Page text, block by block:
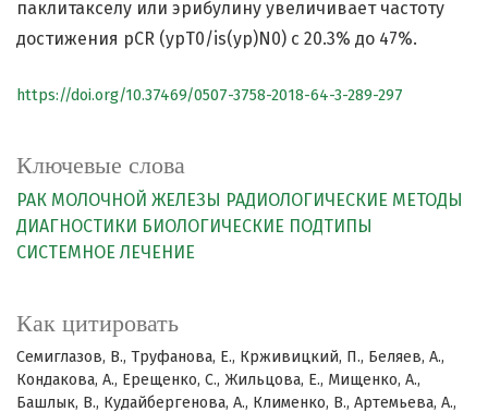
Ключевые слова
РАК МОЛОЧНОЙ ЖЕЛЕЗЫ
РАДИОЛОГИЧЕСКИЕ МЕТОДЫ
ДИАГНОСТИКИ БИОЛОГИЧЕСКИЕ ПОДТИПЫ
СИСТЕМНОЕ ЛЕЧЕНИЕ
Как цитировать
Семиглазов, В., Труфанова, Е., Крживицкий, П., Беляев, А.,
Кондакова, А., Ерещенко, С., Жильцова, Е., Мищенко, А.,
Башлык, В., Кудайбергенова, А., Клименко, В., Артемьева, А.,
паклитакселу или эрибулину увеличивает частоту
достижения pCR (ypT0/is(yp)N0) с 20.3% до 47%.
https://doi.org/10.37469/0507-3758-2018-64-3-289-297